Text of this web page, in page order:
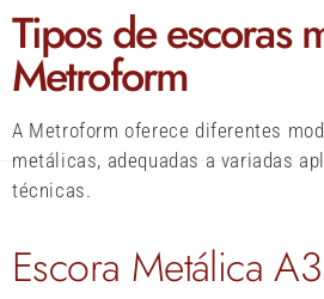
Tipos de escoras
Metroform
A Metroform oferece diferentes
metálicas, adequadas a variadas
técnicas.
Escora Metálica